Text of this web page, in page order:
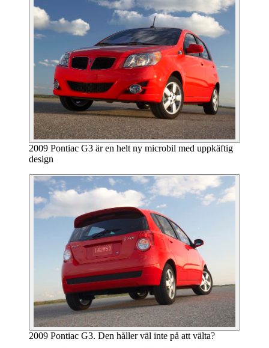
2009 Pontiac G3 är en helt ny microbil med uppkäftig
design
2009 Pontiac G3. Den håller väl inte på att välta?